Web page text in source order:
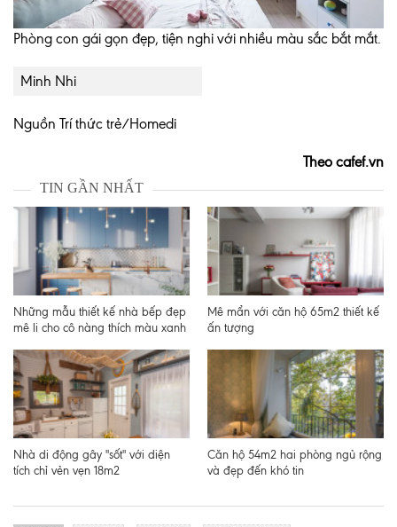
Phòng con gái gọn đẹp, tiện nghi với nhiều màu sắc bắt mắt.
Minh Nhi
Nguồn Trí thức trẻ/Homedi
Theo cafef.vn
TIN GẦN NHẤT
Những mẫu thiết kế nhà bếp đẹp
mê li cho cô nàng thích màu xanh
Mê mẩn với căn hộ 65m2 thiết kế
ấn tượng
Nhà di động gây "sốt" với diện
tích chỉ vẻn vẹn 18m2
Căn hộ 54m2 hai phòng ngủ rộng
và đẹp đến khó tin